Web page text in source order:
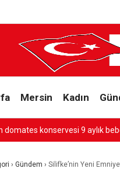
Mersin Kadın
9 aylık bebeği yaktı
› Gündem › Silifke’nin Yeni